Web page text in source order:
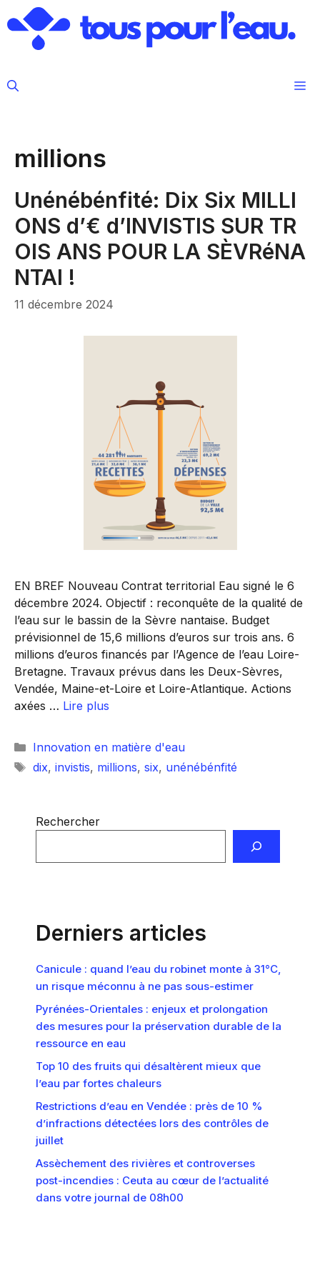
au
contenu
millions
Unénébénfité: Dix Six MILLI
ONS d’€ d’INVISTIS SUR TR
OIS ANS POUR LA SÈVRéNA
NTAI !
11 décembre 2024
EN BREF Nouveau Contrat territorial Eau signé le 6
décembre 2024. Objectif : reconquête de la qualité de
l’eau sur le bassin de la Sèvre nantaise. Budget
prévisionnel de 15,6 millions d’euros sur trois ans. 6
millions d’euros financés par l’Agence de l’eau Loire-
Bretagne. Travaux prévus dans les Deux-Sèvres,
Vendée, Maine-et-Loire et Loire-Atlantique. Actions
axées … Lire plus
Catégories
Innovation en matière d'eau
Étiquettes
dix, invistis, millions, six, unénébénfité
Rechercher
Derniers articles
Canicule : quand l’eau du robinet monte à 31°C,
un risque méconnu à ne pas sous-estimer
Pyrénées-Orientales : enjeux et prolongation
des mesures pour la préservation durable de la
ressource en eau
Top 10 des fruits qui désaltèrent mieux que
l’eau par fortes chaleurs
Restrictions d’eau en Vendée : près de 10 %
d’infractions détectées lors des contrôles de
juillet
Assèchement des rivières et controverses
post-incendies : Ceuta au cœur de l’actualité
dans votre journal de 08h00